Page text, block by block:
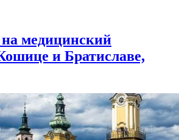
медицинский
и Братиславе,